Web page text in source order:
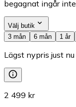
begagnat ingår
Välj butik
3 mån
6 mån 1 år
Lägst nypris just nu
2 499 kr